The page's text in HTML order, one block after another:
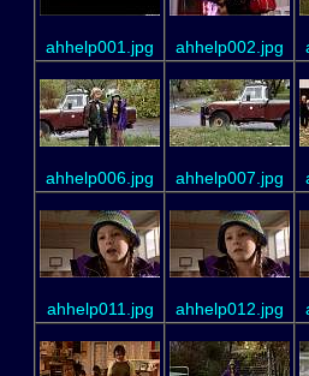
ahhelp001.jpg ahhelp002.jpg
ahhelp006.jpg ahhelp007.jpg
ahhelp011.jpg ahhelp012.jpg